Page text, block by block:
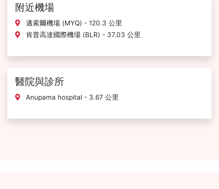
附近機場
邁索爾機場 (MYQ) - 120.3 公里
肯普高達國際機場 (BLR) - 37.03 公里
醫院與診所
Anupama hospital - 3.67 公里